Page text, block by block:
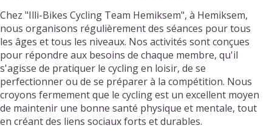
Chez "Illi-Bikes Cycling Team Hemiksem", à Hemiksem,
nous organisons régulièrement des séances pour tous
les âges et tous les niveaux. Nos activités sont conçues
pour répondre aux besoins de chaque membre, qu'il
s'agisse de pratiquer le cycling en loisir, de se
perfectionner ou de se préparer à la compétition. Nous
croyons fermement que le cycling est un excellent moyen
de maintenir une bonne santé physique et mentale, tout
en créant des liens sociaux forts et durables.